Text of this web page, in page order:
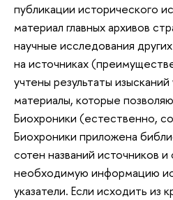
публикации исторического
материал главных архивов
научные исследования
на источниках
учтены результаты
материалы, которые
Биохроники (естественно,
Биохроники приложена
сотен названий источников
необходимую информацию
указатели. Если исходить из